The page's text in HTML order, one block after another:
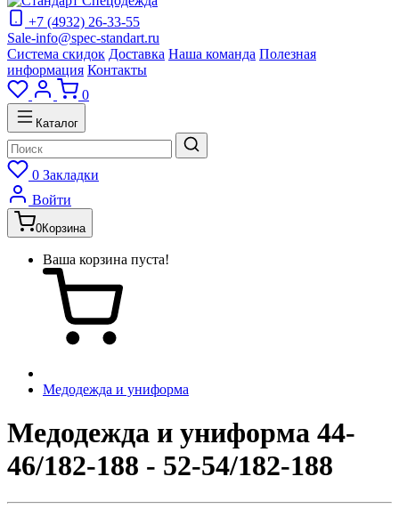
+7 (4932) 26-33-55
Sale-info@spec-standart.ru
Система скидок Доставка Наша команда Полезная
информация Контакты
0
Каталог
0 Закладки
Войти
0Корзина
Ваша корзина пуста!
Медодежда и униформа
Медодежда и униформа 44-
46/182-188 - 52-54/182-188